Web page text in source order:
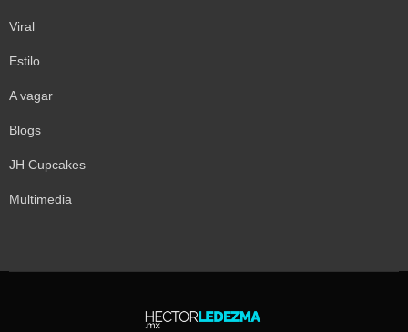
Viral
Estilo
A vagar
Blogs
JH Cupcakes
Multimedia